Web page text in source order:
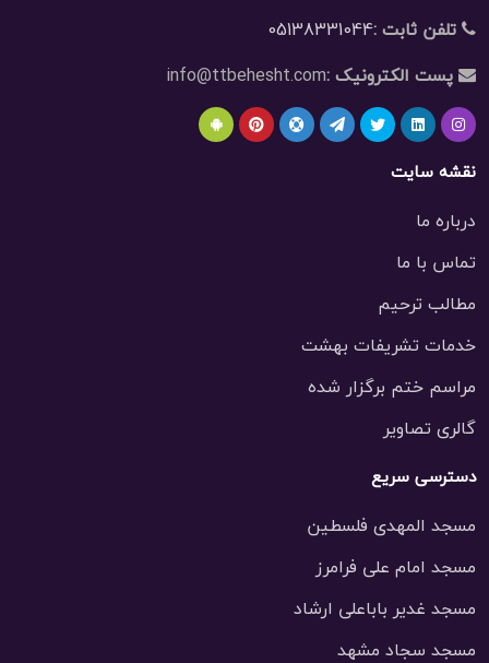
تلفن ثابت :05138331044
پست الکترونیک :info@ttbehesht.com
نقشه سایت
درباره ما
تماس با ما
مطالب ترحیم
خدمات تشریفات بهشت
مراسم ختم برگزار شده
گالری تصاویر
دسترسی سریع
مسجد المهدی فلسطین
مسجد امام علی فرامرز
مسجد غدیر باباعلی ارشاد
مسجد سجاد مشهد